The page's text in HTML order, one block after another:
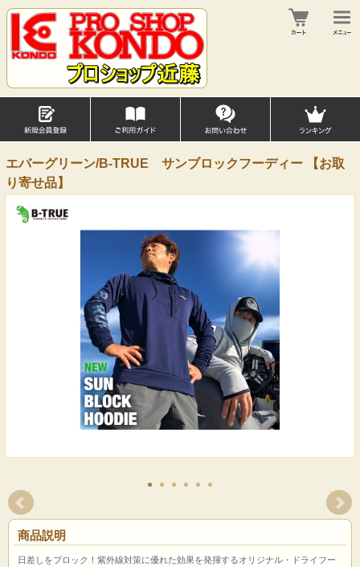
エバーグリーン/B-TRUE サンブロックフーディー 【お取
り寄せ品】
商品説明
日差しをブロック！紫外線対策に優れた効果を発揮するオリジナル・ドライフー